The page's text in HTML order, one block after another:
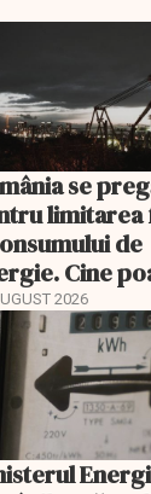
se
limitarea
de
Cine
2026